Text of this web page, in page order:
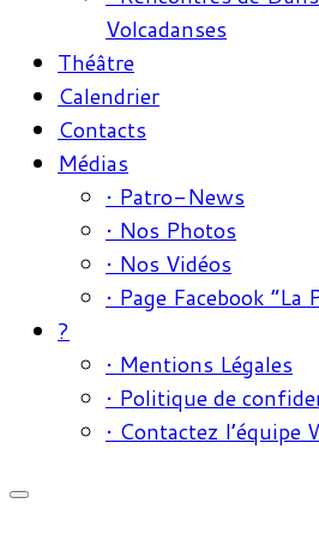
Volcadanses
Théâtre
Calendrier
Contacts
Médias
• Patro-News
• Nos Photos
• Nos Vidéos
• Page Facebook “La
?
• Mentions Légales
• Politique de
• Contactez l’équipe